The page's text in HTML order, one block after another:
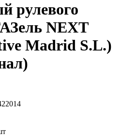
рулевого
NEXT
Madrid S.L.)